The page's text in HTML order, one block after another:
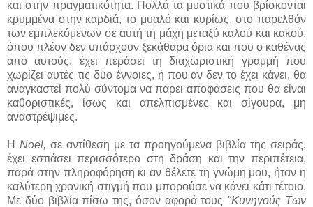
και στην πραγματικότητα. Πολλά τα μυστικά που βρίσκονται
κρυμμένα στην καρδιά, το μυαλό και κυρίως, στο παρελθόν
των εμπλεκόμενων σε αυτή τη μάχη μεταξύ καλού και κακού,
όπου πλέον δεν υπάρχουν ξεκάθαρα όρια και που ο καθένας
από αυτούς, έχει περάσει τη διαχωριστική γραμμή που
χωρίζει αυτές τις δύο έννοιες, ή που αν δεν το έχει κάνει, θα
αναγκαστεί πολύ σύντομα να πάρει αποφάσεις που θα είναι
καθοριστικές, ίσως και απελπισμένες και σίγουρα, μη
αναστρέψιμες.
Η Noel, σε αντίθεση με τα προηγούμενα βιβλία της σειράς,
έχει εστιάσει περισσότερο στη δράση και την περιπέτεια,
παρά στην πληροφόρηση κι αν θέλετε τη γνώμη μου, ήταν η
καλύτερη χρονική στιγμή που μπορούσε να κάνει κάτι τέτοιο.
Με δύο βιβλία πίσω της, όσον αφορά τους "Κυνηγούς Των